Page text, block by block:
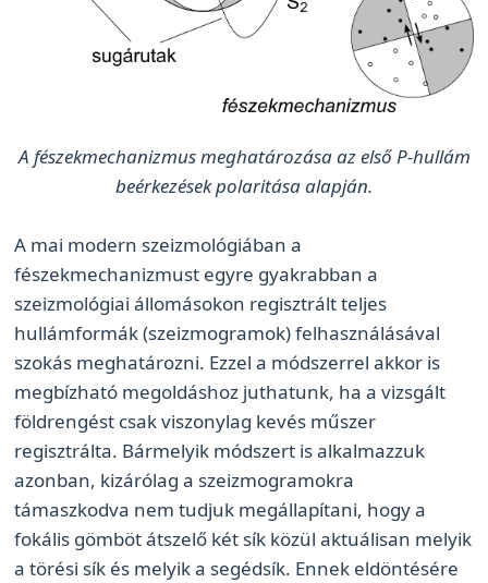
A fészekmechanizmus meghatározása az első P-hullám
beérkezések polaritása alapján.
A mai modern szeizmológiában a
fészekmechanizmust egyre gyakrabban a
szeizmológiai állomásokon regisztrált teljes
hullámformák (szeizmogramok) felhasználásával
szokás meghatározni. Ezzel a módszerrel akkor is
megbízható megoldáshoz juthatunk, ha a vizsgált
földrengést csak viszonylag kevés műszer
regisztrálta. Bármelyik módszert is alkalmazzuk
azonban, kizárólag a szeizmogramokra
támaszkodva nem tudjuk megállapítani, hogy a
fokális gömböt átszelő két sík közül aktuálisan melyik
a törési sík és melyik a segédsík. Ennek eldöntésére